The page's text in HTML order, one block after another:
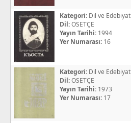
Kategori: Dil ve Edebiyat
Dil:OSETÇE
Yayın Tarihi: 1994
Yer Numarası: 16
Kategori: Dil ve Edebiyat
Dil:OSETÇE
Yayın Tarihi: 1973
Yer Numarası: 17